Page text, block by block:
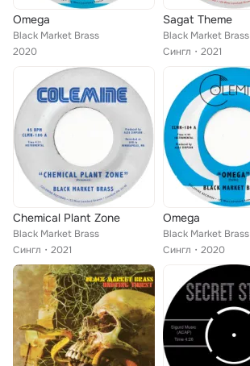
Omega
Black Market Brass
2020
Sagat Theme
Black Market Brass
Сингл
2021
Chemical Plant Zone
Black Market Brass
Сингл
2021
Omega
Black Market Brass
Сингл
2020